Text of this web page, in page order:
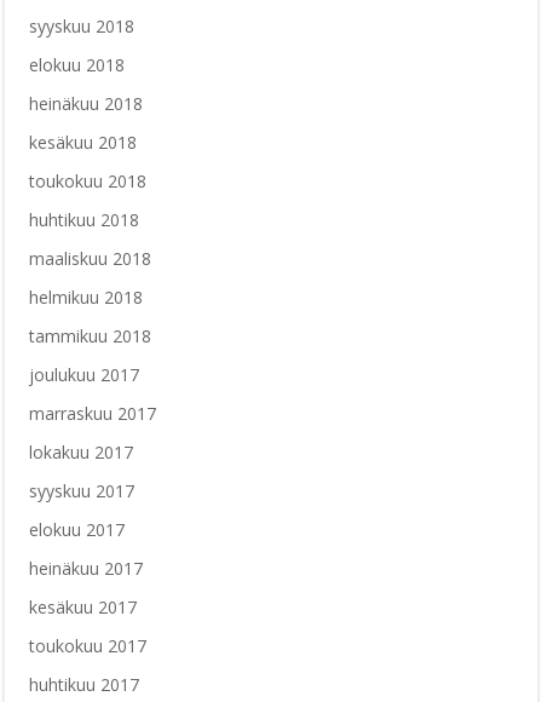
syyskuu 2018
elokuu 2018
heinäkuu 2018
kesäkuu 2018
toukokuu 2018
huhtikuu 2018
maaliskuu 2018
helmikuu 2018
tammikuu 2018
joulukuu 2017
marraskuu 2017
lokakuu 2017
syyskuu 2017
elokuu 2017
heinäkuu 2017
kesäkuu 2017
toukokuu 2017
huhtikuu 2017